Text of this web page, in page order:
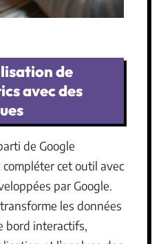
de
avec des
de Google
cet outil avec
par Google.
transforme les données
bord interactifs,